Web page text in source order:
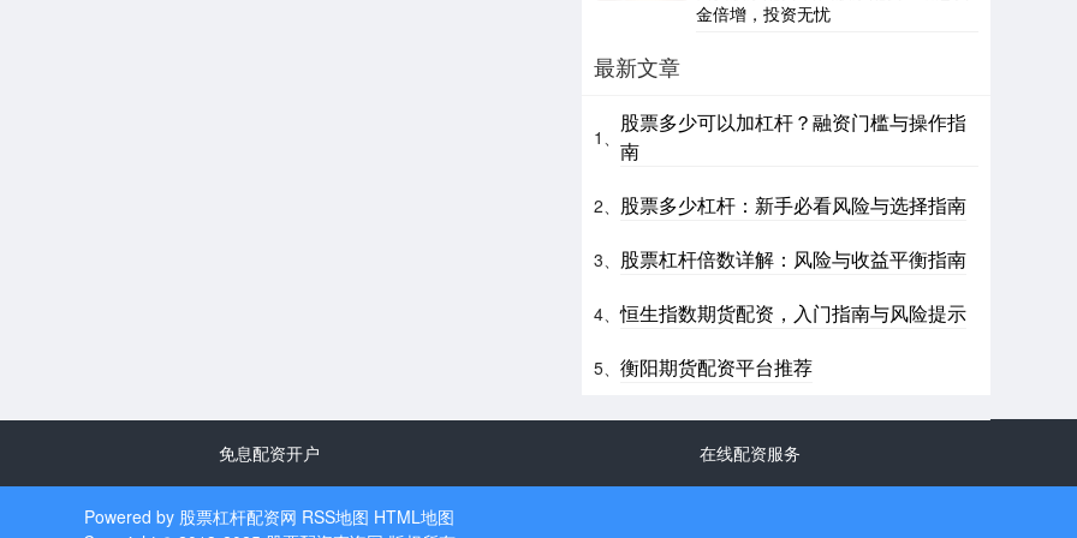
金倍增，投资无忧
最新文章
1、
股票多少可以加杠杆？融资门槛与操作指
南
2、 股票多少杠杆：新手必看风险与选择指南
3、 股票杠杆倍数详解：风险与收益平衡指南
4、恒生指数期货配资，入门指南与风险提示
5、 衡阳期货配资平台推荐
免息配资开户 在线配资服务
Powered by 股票杠杆配资网 RSS地图 HTML地图